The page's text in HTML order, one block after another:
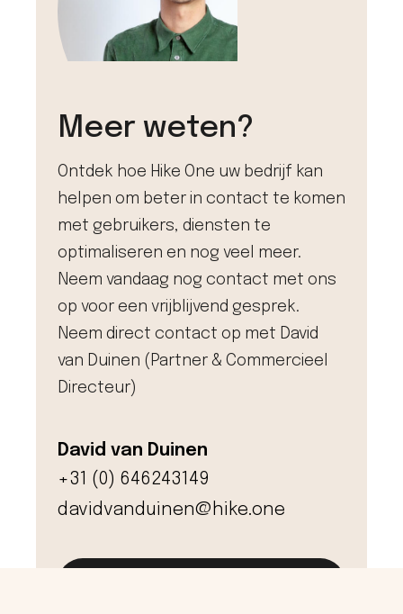
Meer weten?
Ontdek hoe Hike One uw bedrijf kan
helpen om beter in contact te komen
met gebruikers, diensten te
optimaliseren en nog veel meer.
Neem vandaag nog contact met ons
op voor een vrijblijvend gesprek.
Neem direct contact op met David
van Duinen (Partner & Commercieel
Directeur)
David van Duinen
+31 (0) 646243149
davidvanduinen@hike.one